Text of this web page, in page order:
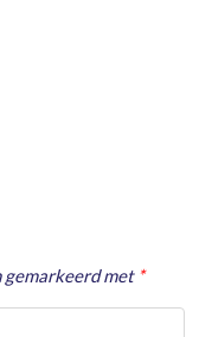
met *